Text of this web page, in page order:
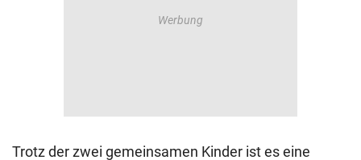
Trotz der zwei gemeinsamen Kinder ist es eine